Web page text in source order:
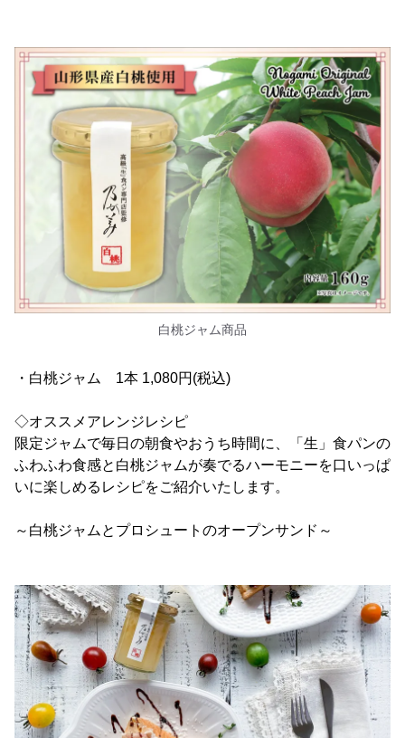
白桃ジャム商品
・白桃ジャム 1本 1,080円(税込)
◇オススメアレンジレシピ
限定ジャムで毎日の朝食やおうち時間に、「生」食パンの
ふわふわ食感と白桃ジャムが奏でるハーモニーを口いっぱ
いに楽しめるレシピをご紹介いたします。
～白桃ジャムとプロシュートのオープンサンド～